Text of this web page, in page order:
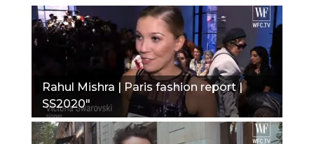
Rahul Mishra | Paris fashion report |
SS2020"